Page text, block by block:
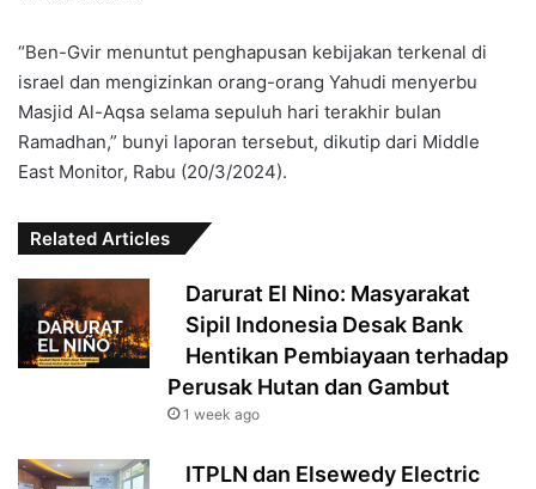
“Ben-Gvir menuntut penghapusan kebijakan terkenal di
israel dan mengizinkan orang-orang Yahudi menyerbu
Masjid Al-Aqsa selama sepuluh hari terakhir bulan
Ramadhan,” bunyi laporan tersebut, dikutip dari Middle
East Monitor, Rabu (20/3/2024).
Related Articles
Darurat El Nino: Masyarakat
Sipil Indonesia Desak Bank
Hentikan Pembiayaan terhadap
Perusak Hutan dan Gambut
1 week ago
ITPLN dan Elsewedy Electric